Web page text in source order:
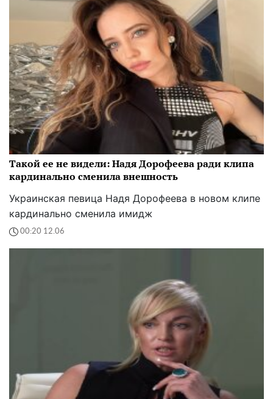
Такой ее не видели: Надя Дорофеева ради клипа
кардинально сменила внешность
Украинская певица Надя Дорофеева в новом клипе
кардинально сменила имидж
00:20 12.06